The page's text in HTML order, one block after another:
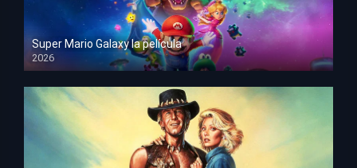
Super Mario Galaxy la película
2026
HD 1080p